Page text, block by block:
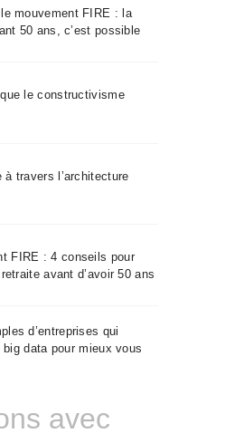
mouvement FIRE : la
50 ans, c’est possible
le constructivisme
à travers l’architecture
FIRE : 4 conseils pour
avant d’avoir 50 ans
d’entreprises qui
data pour mieux vous
avec